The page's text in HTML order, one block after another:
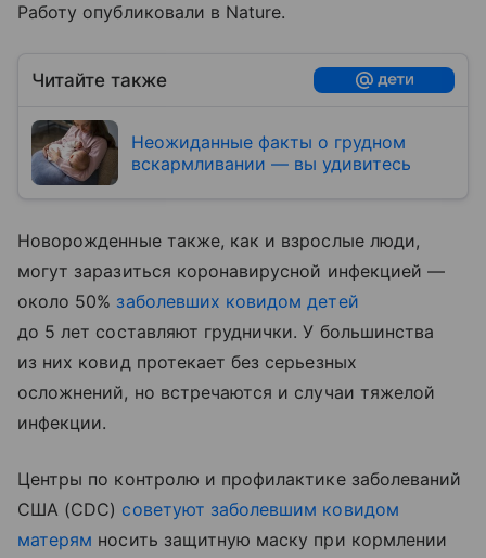
Работу опубликовали в Nature.
Читайте также
Неожиданные факты о грудном
вскармливании — вы удивитесь
Новорожденные также, как и взрослые люди,
могут заразиться коронавирусной инфекцией —
около 50% заболевших ковидом детей
до 5 лет составляют груднички. У большинства
из них ковид протекает без серьезных
осложнений, но встречаются и случаи тяжелой
инфекции.
Центры по контролю и профилактике заболеваний
США (CDC) советуют заболевшим ковидом
матерям носить защитную маску при кормлении